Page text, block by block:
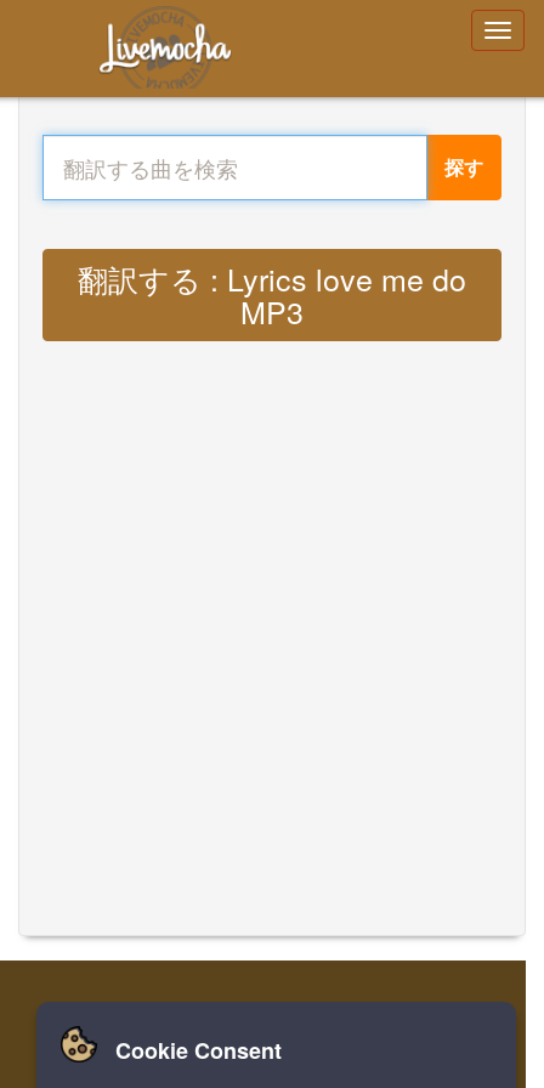
探す
翻訳する : Lyrics love me do
MP3
家 ログイン 登録
Cookie Consent